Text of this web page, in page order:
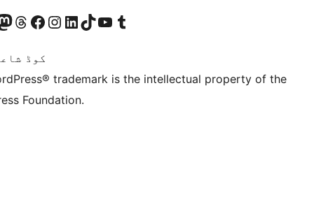
account
ہمارے
our Mastodon account
ہمارے ٹھریڈز اکاؤنٹ پر جائیں
Visit our Facebook page
Visit our Instagram account
Visit our LinkedIn account
ہمارے ٹک ٹاک اکاؤنٹ پر جائیں
Visit our YouTube channel
ہمارے ٹمبلر اکاؤنٹ پر جائیں
کوڈ
trademark is the intellectual property of the
Foundation.